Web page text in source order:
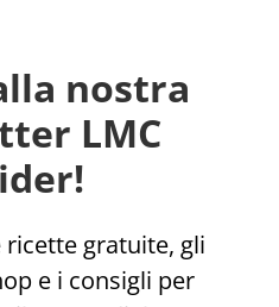
nostra
LMC
gratuite, gli
e i consigli per